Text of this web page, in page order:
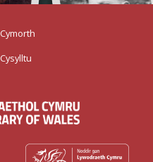
Cymorth
Cysylltu